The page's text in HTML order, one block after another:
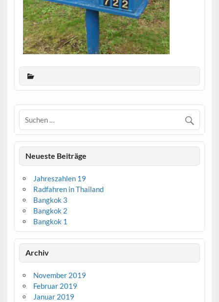
Neueste Beiträge
Jahreszahlen 19
Radfahren in Thailand
Bangkok 3
Bangkok 2
Bangkok 1
Archiv
November 2019
Februar 2019
Januar 2019